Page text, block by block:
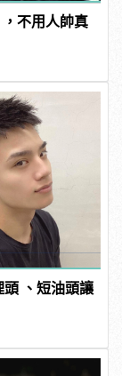
不用人帥真
、短油頭讓